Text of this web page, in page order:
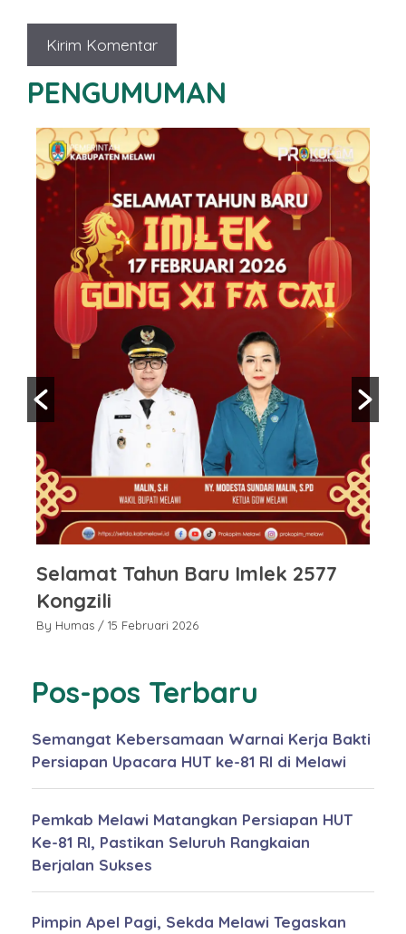
PENGUMUMAN
Selamat Tahun Baru Imlek 2577
Kongzili
By Humas / 15 Februari 2026
Pos-pos Terbaru
Semangat Kebersamaan Warnai Kerja Bakti
Persiapan Upacara HUT ke-81 RI di Melawi
Pemkab Melawi Matangkan Persiapan HUT
Ke-81 RI, Pastikan Seluruh Rangkaian
Berjalan Sukses
Pimpin Apel Pagi, Sekda Melawi Tegaskan